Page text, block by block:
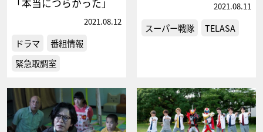
2021.08.12
ドラマ
番組情報
緊急取調室
2021.08.11
スーパー戦隊 TELASA